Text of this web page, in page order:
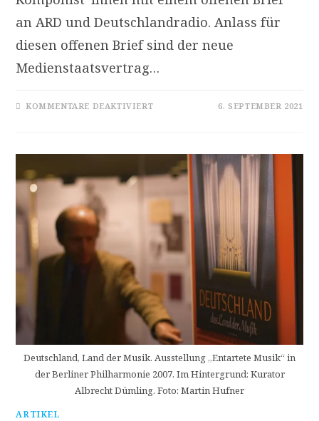
an ARD und Deutschlandradio. Anlass für
diesen offenen Brief sind der neue
Medienstaatsvertrag…
KOMMENTARE DEAKTIVIERTFÜR 6. SEPTEMBER 2021
Deutschland, Land der Musik. Ausstellung „Entartete Musik“ in
der Berliner Philharmonie 2007. Im Hintergrund: Kurator
Albrecht Dümling. Foto: Martin Hufner
ARTIKEL